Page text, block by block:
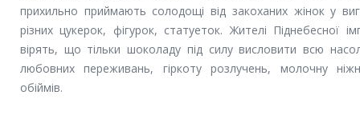
прихильно приймають солодощі від закоханих жінок у
різних цукерок, фігурок, статуеток. Жителі Піднебесної
вірять, що тільки шоколаду під силу висловити всю
любовних переживань, гіркоту розлучень, молочну
обіймів.